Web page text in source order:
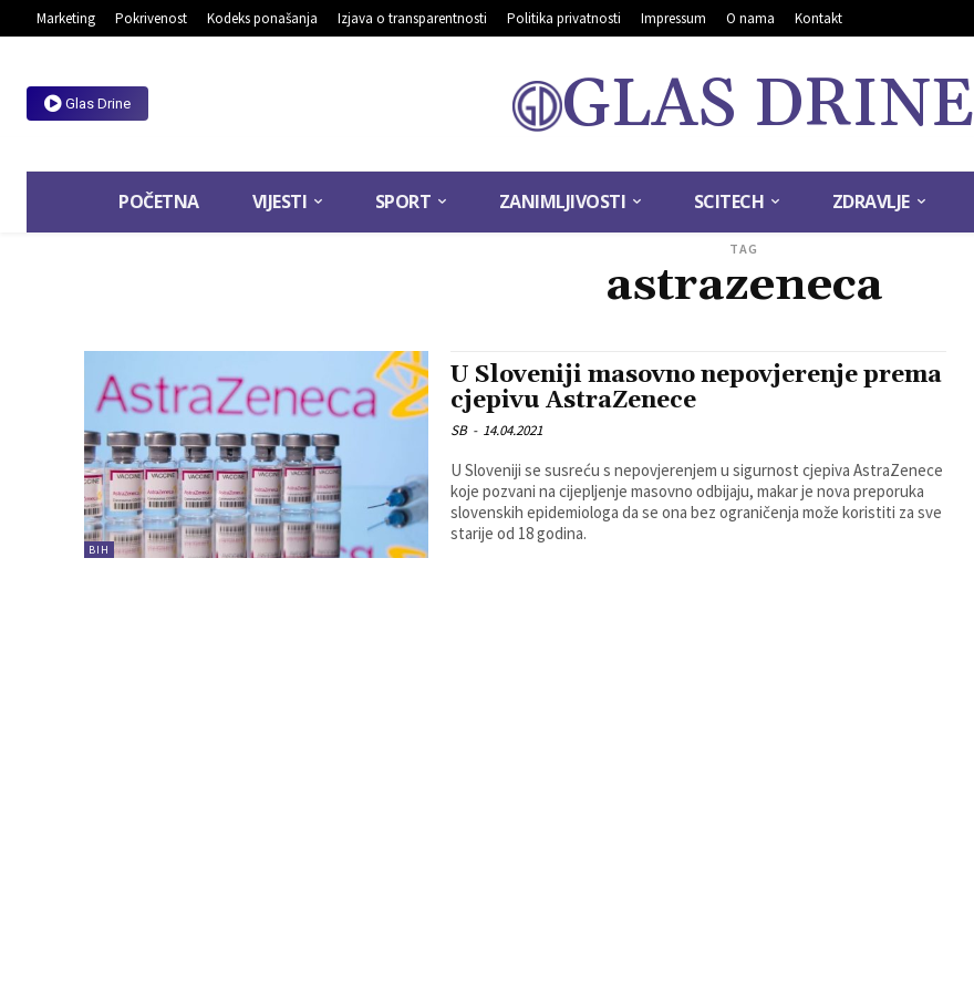
Marketing Pokrivenost Kodeks ponašanja Izjava o transparentnosti Politika privatnosti Impressum O nama Kontakt
Glas Drine GLAS DRINE
POČETNA VIJESTI SPORT ZANIMLJIVOSTI SCITECH ZDRAVLJE
TAG
astrazeneca
BIH
U Sloveniji masovno nepovjerenje prema
cjepivu AstraZenece
SB - 14.04.2021
U Sloveniji se susreću s nepovjerenjem u sigurnost cjepiva AstraZenece
koje pozvani na cijepljenje masovno odbijaju, makar je nova preporuka
slovenskih epidemiologa da se ona bez ograničenja može koristiti za sve
starije od 18 godina.